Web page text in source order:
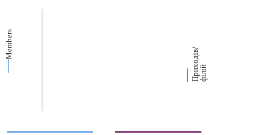
Members
П
р
их
о
д
і
в
/
ф
і
л
ій